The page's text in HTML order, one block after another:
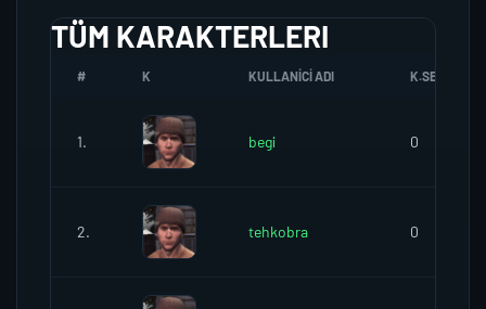
TÜM KARAKTERLERI
# K KULLANICI ADI K.SEREFI
1. begi 0
2. tehkobra 0